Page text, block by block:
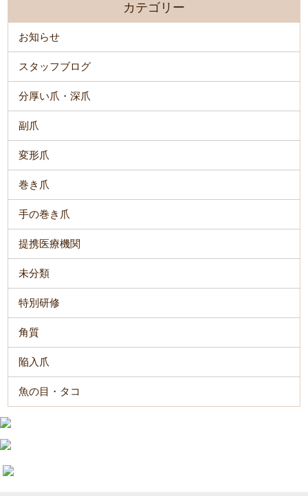
カテゴリー
お知らせ
スタッフブログ
分厚い爪・深爪
副爪
変形爪
巻き爪
手の巻き爪
提携医療機関
未分類
特別研修
角質
陥入爪
魚の目・タコ